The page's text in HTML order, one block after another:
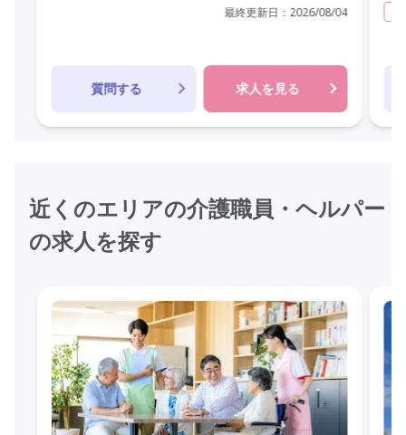
最終更新日： 2026/08/04
質問する 求人を見る
近くのエリアの介護職員・ヘルパー
の求人を探す